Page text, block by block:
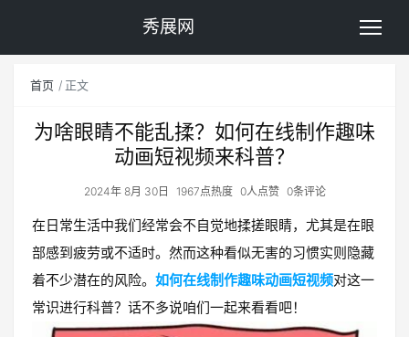
秀展网
首页 正文
为啥眼睛不能乱揉？如何在线制作趣味
动画短视频来科普？
2024年 8月 30日 1967点热度 0人点赞 0条评论
在日常生活中我们经常会不自觉地揉搓眼睛，尤其是在眼
部感到疲劳或不适时。然而这种看似无害的习惯实则隐藏
着不少潜在的风险。 如何在线制作趣味动画短视频对这一
常识进行科普？话不多说咱们一起来看看吧！